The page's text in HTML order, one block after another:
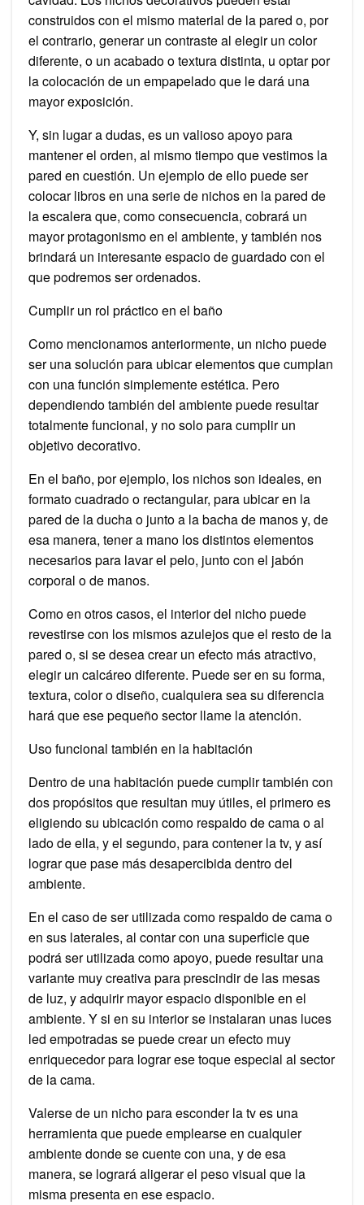
construidos con el mismo material de la pared o, por
el contrario, generar un contraste al elegir un color
diferente, o un acabado o textura distinta, u optar por
la colocación de un empapelado que le dará una
mayor exposición.
Y, sin lugar a dudas, es un valioso apoyo para
mantener el orden, al mismo tiempo que vestimos la
pared en cuestión. Un ejemplo de ello puede ser
colocar libros en una serie de nichos en la pared de
la escalera que, como consecuencia, cobrará un
mayor protagonismo en el ambiente, y también nos
brindará un interesante espacio de guardado con el
que podremos ser ordenados.
Cumplir un rol práctico en el baño
Como mencionamos anteriormente, un nicho puede
ser una solución para ubicar elementos que cumplan
con una función simplemente estética. Pero
dependiendo también del ambiente puede resultar
totalmente funcional, y no solo para cumplir un
objetivo decorativo.
En el baño, por ejemplo, los nichos son ideales, en
formato cuadrado o rectangular, para ubicar en la
pared de la ducha o junto a la bacha de manos y, de
esa manera, tener a mano los distintos elementos
necesarios para lavar el pelo, junto con el jabón
corporal o de manos.
Como en otros casos, el interior del nicho puede
revestirse con los mismos azulejos que el resto de la
pared o, si se desea crear un efecto más atractivo,
elegir un calcáreo diferente. Puede ser en su forma,
textura, color o diseño, cualquiera sea su diferencia
hará que ese pequeño sector llame la atención.
Uso funcional también en la habitación
Dentro de una habitación puede cumplir también con
dos propósitos que resultan muy útiles, el primero es
eligiendo su ubicación como respaldo de cama o al
lado de ella, y el segundo, para contener la tv, y así
lograr que pase más desapercibida dentro del
ambiente.
En el caso de ser utilizada como respaldo de cama o
en sus laterales, al contar con una superficie que
podrá ser utilizada como apoyo, puede resultar una
variante muy creativa para prescindir de las mesas
de luz, y adquirir mayor espacio disponible en el
ambiente. Y si en su interior se instalaran unas luces
led empotradas se puede crear un efecto muy
enriquecedor para lograr ese toque especial al sector
de la cama.
Valerse de un nicho para esconder la tv es una
herramienta que puede emplearse en cualquier
ambiente donde se cuente con una, y de esa
manera, se logrará aligerar el peso visual que la
misma presenta en ese espacio.